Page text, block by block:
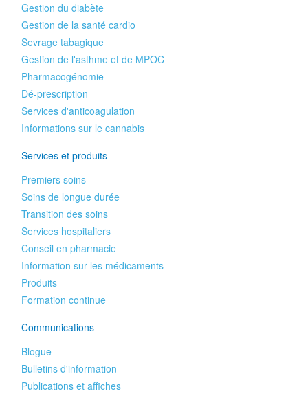
Gestion du diabète
Gestion de la santé cardio
Sevrage tabagique
Gestion de l'asthme et de MPOC
Pharmacogénomie
Dé-prescription
Services d'anticoagulation
Informations sur le cannabis
Services et produits
Premiers soins
Soins de longue durée
Transition des soins
Services hospitaliers
Conseil en pharmacie
Information sur les médicaments
Produits
Formation continue
Communications
Blogue
Bulletins d'information
Publications et affiches